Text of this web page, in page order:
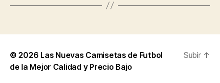
© 2026 Las Nuevas Camisetas de Futbol
de la Mejor Calidad y Precio Bajo
Subir ↑